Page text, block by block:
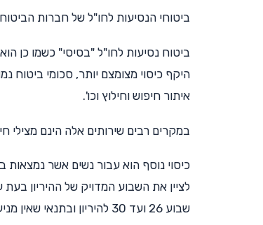
ביטוחי הנסיעות לחו"ל של חברות
ביטוח נסיעות לחו"ל "בסיסי" כשמו כן
היקף כיסוי מצומצם יותר, סכומי ביטוח
איתור חיפוש וחילוץ וכו'.
במקרים רבים שירותים אלה הינם מצילי
כיסוי נוסף הוא עבור נשים אשר נמצאות
לציין את השבוע המדויק של ההיריון
שבוע 26 ועד 30 להיריון ובתנאי שאין מניעה רפואית לטיסה ולשהות בחו"ל.